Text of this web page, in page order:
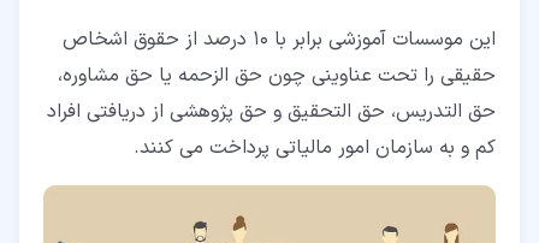
این موسسات آموزشی برابر با 10 درصد از حقوق اشخاص
حقیقی را تحت عناوینی چون حق الزحمه یا حق مشاوره،
حق التدریس، حق التحقیق و حق پژوهشی از دریافتی افراد
کم و به سازمان امور مالیاتی پرداخت می کنند.